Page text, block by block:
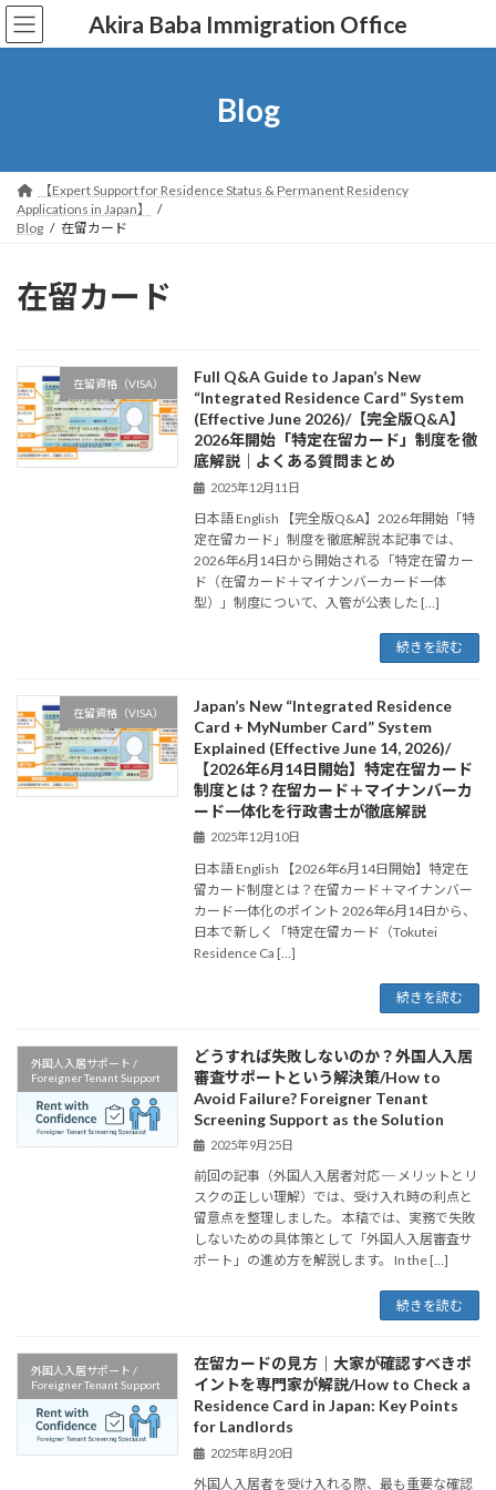
コ
ン
ナ
ビ
Akira Baba Immigration Office
Blog
【Expert Support for Residence Status & Permanent Residency
Applications in Japan】
Blog
在留カード
在留カード
在留資格（VISA）
Full Q&A Guide to Japan’s New
“Integrated Residence Card” System
(Effective June 2026)/【完全版Q&A】
2026年開始「特定在留カード」制度を徹
底解説｜よくある質問まとめ
2025年12月11日
日本語 English 【完全版Q&A】2026年開始「特
定在留カード」制度を徹底解説 本記事では、
2026年6月14日から開始される「特定在留カー
ド（在留カード＋マイナンバーカード一体
型）」制度について、入管が公表した […]
続きを読む
在留資格（VISA）
Japan’s New “Integrated Residence
Card + MyNumber Card” System
Explained (Effective June 14, 2026)/
【2026年6月14日開始】特定在留カード
制度とは？在留カード＋マイナンバーカ
ード一体化を行政書士が徹底解説
2025年12月10日
日本語 English 【2026年6月14日開始】特定在
留カード制度とは？在留カード＋マイナンバー
カード一体化のポイント 2026年6月14日から、
日本で新しく「特定在留カード（Tokutei
Residence Ca […]
続きを読む
外国人入居サポート /
Foreigner Tenant Support
どうすれば失敗しないのか？外国人入居
審査サポートという解決策/How to
Avoid Failure? Foreigner Tenant
Screening Support as the Solution
2025年9月25日
前回の記事（外国人入居者対応 ─ メリットとリ
スクの正しい理解）では、受け入れ時の利点と
留意点を整理しました。 本稿では、実務で失敗
しないための具体策として「外国人入居審査サ
ポート」の進め方を解説します。 In the […]
続きを読む
外国人入居サポート /
Foreigner Tenant Support
在留カードの見方｜大家が確認すべきポ
イントを専門家が解説/How to Check a
Residence Card in Japan: Key Points
for Landlords
2025年8月20日
外国人入居者を受け入れる際、最も重要な確認